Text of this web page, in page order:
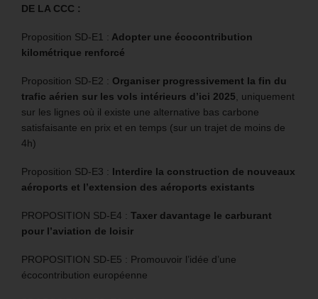
DE LA CCC :
Proposition SD-E1 : Adopter une écocontribution
kilométrique renforcé
Proposition SD-E2 : Organiser progressivement la fin du
trafic aérien sur les vols intérieurs d’ici 2025, uniquement
sur les lignes où il existe une alternative bas carbone
satisfaisante en prix et en temps (sur un trajet de moins de
4h)
Proposition SD-E3 : Interdire la construction de nouveaux
aéroports et l’extension des aéroports existants
PROPOSITION SD-E4 : Taxer davantage le carburant
pour l’aviation de loisir
PROPOSITION SD-E5 : Promouvoir l’idée d’une
écocontribution européenne